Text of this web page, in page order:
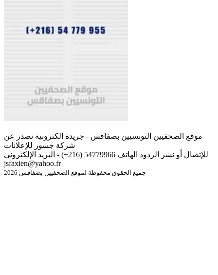
موقع الصحفيين التونسيين بصفاقس - جريدة الكترونية تصدر عن
شركة جسور للإعلانات
للإتصال أو نشر الردود الهاتف 54779966 (216+) - البريد الإلكتروني
jsfaxien@yahoo.fr
جميع الحقوق محفوظة لموقع الصحفيين بصفاقس 2026